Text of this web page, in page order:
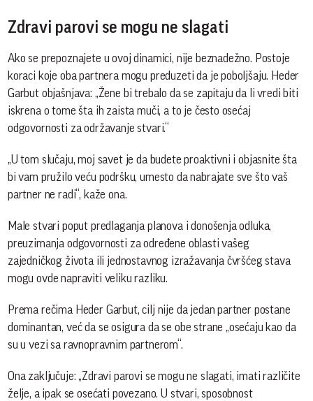
Zdravi parovi se mogu ne slagati
Ako se prepoznajete u ovoj dinamici, nije beznadežno. Postoje
koraci koje oba partnera mogu preduzeti da je poboljšaju. Heder
Garbut objašnjava: „Žene bi trebalo da se zapitaju da li vredi biti
iskrena o tome šta ih zaista muči, a to je često osećaj
odgovornosti za održavanje stvari.“
„U tom slučaju, moj savet je da budete proaktivni i objasnite šta
bi vam pružilo veću podršku, umesto da nabrajate sve što vaš
partner ne radi“, kaže ona.
Male stvari poput predlaganja planova i donošenja odluka,
preuzimanja odgovornosti za određene oblasti vašeg
zajedničkog života ili jednostavnog izražavanja čvršćeg stava
mogu ovde napraviti veliku razliku.
Prema rečima Heder Garbut, cilj nije da jedan partner postane
dominantan, već da se osigura da se obe strane „osećaju kao da
su u vezi sa ravnopravnim partnerom“.
Ona zaključuje: „Zdravi parovi se mogu ne slagati, imati različite
želje, a ipak se osećati povezano. U stvari, sposobnost